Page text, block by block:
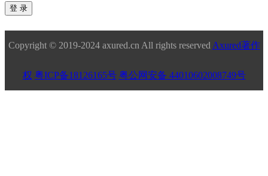
登 录
Copyright © 2019-2024 axured.cn All rights reserved Axured著作
权 粤ICP备18126165号 粤公网安备 44010602008749号